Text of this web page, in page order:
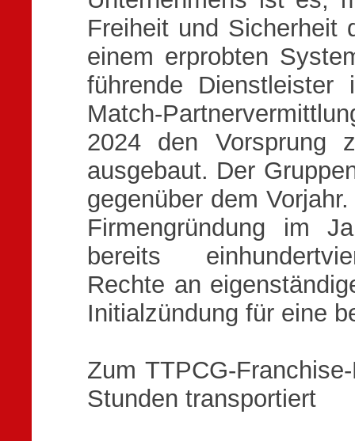
Freiheit und Sicherheit
einem erprobten
führende Dienstleister
Match-
2024 den Vorsprung
ausgebaut. Der
gegenüber dem
Firmengründung im
bereits
Rechte an
Initialzündung für eine
Zum TTPCG-
Stunden transportiert